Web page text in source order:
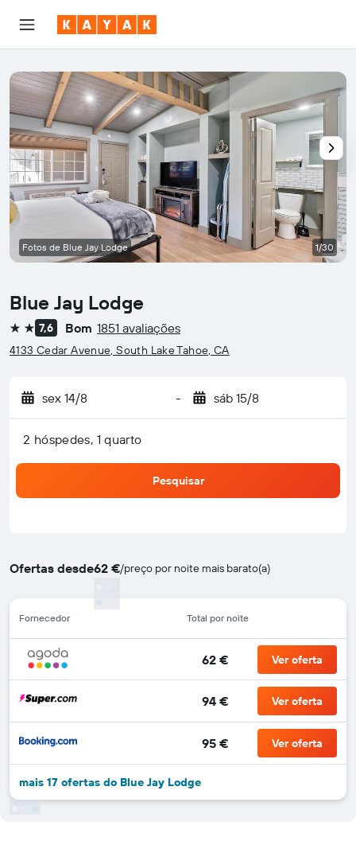
Blue Jay Lodge
2 estrelas
7,6 Bom 1851 avaliações
4133 Cedar Avenue, South Lake Tahoe, CA
sex 14/8 - sáb 15/8
2 hóspedes, 1 quarto
Pesquisar
Ofertas desde62 €/preço por noite mais barato(a)
Fornecedor Total por noite
62 € Ver oferta
94 € Ver oferta
95 € Ver oferta
mais 17 ofertas do Blue Jay Lodge
Fotos de Blue Jay Lodge 1/30